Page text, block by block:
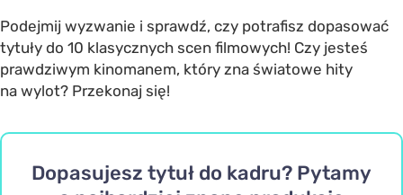
Podejmij wyzwanie i sprawdź, czy potrafisz dopasować
tytuły do 10 klasycznych scen filmowych! Czy jesteś
prawdziwym kinomanem, który zna światowe hity
na wylot? Przekonaj się!
Dopasujesz tytuł do kadru? Pytamy